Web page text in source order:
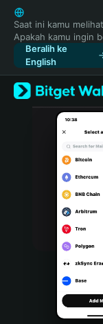
English
日本語
Tiếng Việt
Русский
Español
Türkçe
Italiano
Português (Portugal)
Bahasa Indonesia
Português (Brasil)
Español (Argentina)
Saat ini kamu
Apakah kamu ingin
Beralih ke
English